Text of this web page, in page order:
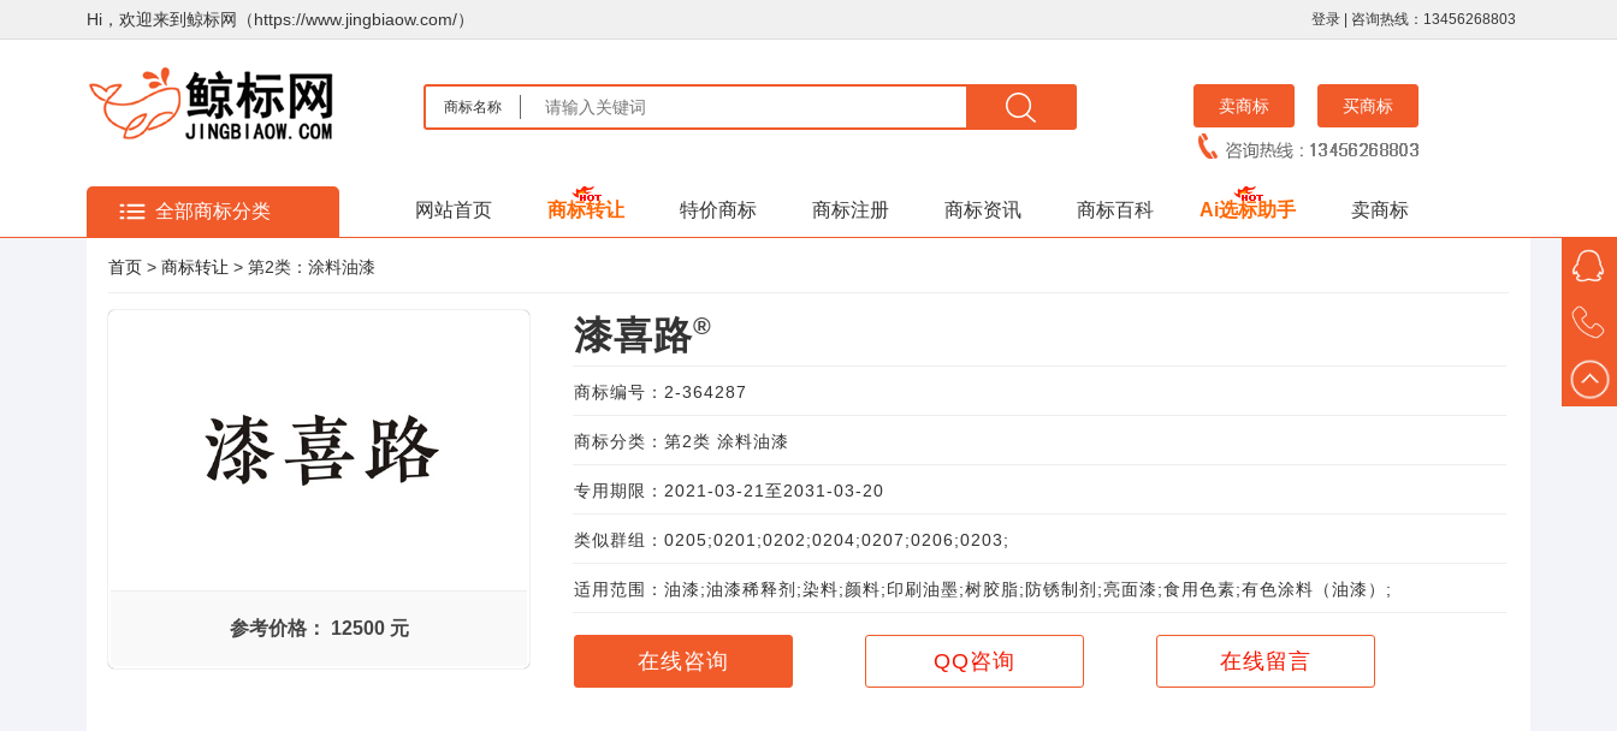
Hi，欢迎来到鲸标网（https://www.jingbiaow.com/） 登录 | 咨询热线：13456268803
商标名称 卖商标 买商标
全部商标分类 网站首页 商标转让 特价商标 商标注册 商标资讯 商标百科 Ai选标助手 卖商标
首页 > 商标转让 > 第2类：涂料油漆
参考价格： 12500 元
漆喜路®
商标编号：2-364287
商标分类：第2类 涂料油漆
专用期限：2021-03-21至2031-03-20
类似群组：0205;0201;0202;0204;0207;0206;0203;
适用范围：油漆;油漆稀释剂;染料;颜料;印刷油墨;树胶脂;防锈制剂;亮面漆;食用色素;有色涂料（油漆）;
在线咨询 QQ咨询 在线留言